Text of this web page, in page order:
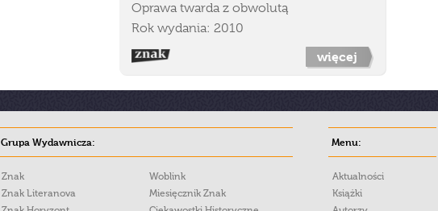
Oprawa twarda z obwolutą
Rok wydania: 2010
więcej
Grupa Wydawnicza:
Znak
Znak Literanova
Woblink
Miesięcznik Znak
Menu:
Aktualności
Książki